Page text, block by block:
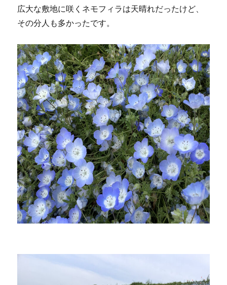
広大な敷地に咲くネモフィラは天晴れだったけど、
その分人も多かったです。